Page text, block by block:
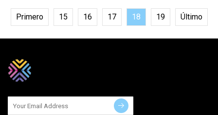
Primero 15 16 17 18 19 Último